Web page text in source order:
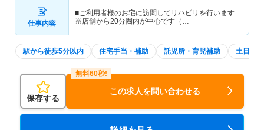
仕事内容
■ご利用者様のお宅に訪問してリハビリを行います
※店舗から20分圏内が中心です（…
駅から徒歩5分以内 住宅手当・補助 託児所・育児補助 土日祝休
保存する
この求人を問い合わせる